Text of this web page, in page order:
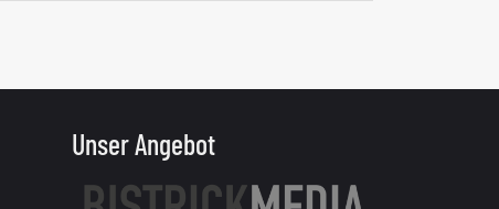
Unser Angebot